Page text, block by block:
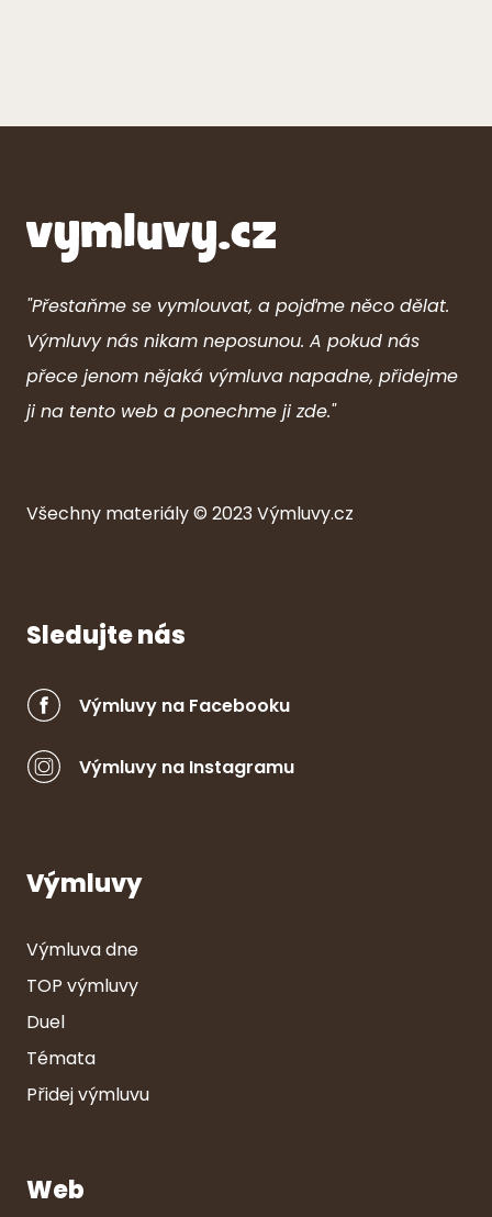
"Přestaňme se vymlouvat, a pojďme něco dělat.
Výmluvy nás nikam neposunou. A pokud nás
přece jenom nějaká výmluva napadne, přidejme
ji na tento web a ponechme ji zde."
Všechny materiály © 2023Výmluvy.cz
Sledujte nás
Výmluvy na Facebooku
Výmluvy na Instagramu
Výmluvy
Výmluva dne
TOP výmluvy
Duel
Témata
Přidej výmluvu
Web